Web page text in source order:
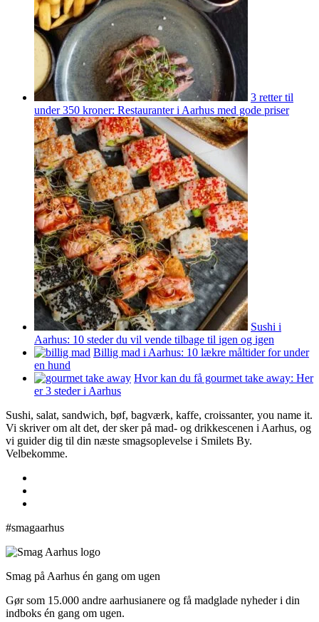
3 retter til
under 350 kroner: Restauranter i Aarhus med gode priser
Sushi i
Aarhus: 10 steder du vil vende tilbage til igen og igen
Billig mad i Aarhus: 10 lækre måltider for under
en hund
Hvor kan du få gourmet take away: Her
er 3 steder i Aarhus
Sushi, salat, sandwich, bøf, bagværk, kaffe, croissanter, you name it.
Vi skriver om alt det, der sker på mad- og drikkescenen i Aarhus, og
vi guider dig til din næste smagsoplevelse i Smilets By.
Velbekomme.
#smagaarhus
Smag på Aarhus én gang om ugen
Gør som 15.000 andre aarhusianere og få madglade nyheder i din
indboks én gang om ugen.